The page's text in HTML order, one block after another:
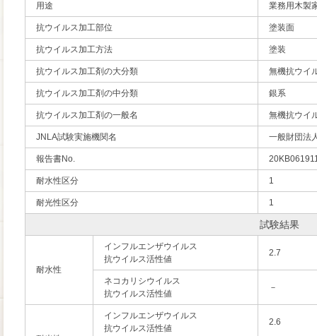
用途 業務用木製
抗ウイルス加工部位 塗装面
抗ウイルス加工方法 塗装
抗ウイルス加工剤の大分類 無機抗ウイ
抗ウイルス加工剤の中分類 銀系
抗ウイルス加工剤の一般名 無機抗ウイ
JNLA試験実施機関名 一般財団法
報告書No.
耐水性区分 1
耐光性区分 1
試験結果
耐水性
インフルエンザウイルス
抗ウイルス活性値
2.7
ネコカリシウイルス
抗ウイルス活性値
－
インフルエンザウイルス
抗ウイルス活性値
2.6